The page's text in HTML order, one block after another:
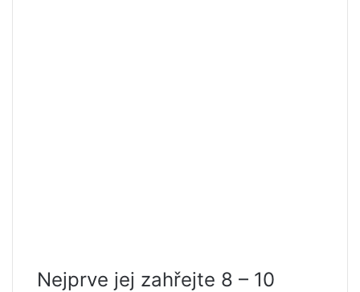
Nejprve jej zahřejte 8 – 10